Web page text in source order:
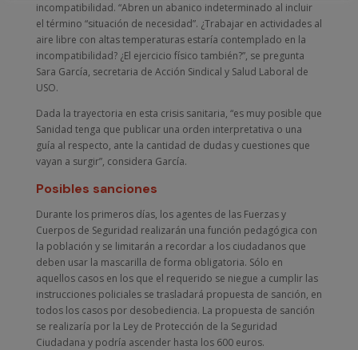
incompatibilidad. “Abren un abanico indeterminado al incluir
el término “situación de necesidad”. ¿Trabajar en actividades al
aire libre con altas temperaturas estaría contemplado en la
incompatibilidad? ¿El ejercicio físico también?”, se pregunta
Sara García, secretaria de Acción Sindical y Salud Laboral de
USO.
Dada la trayectoria en esta crisis sanitaria, “es muy posible que
Sanidad tenga que publicar una orden interpretativa o una
guía al respecto, ante la cantidad de dudas y cuestiones que
vayan a surgir”, considera García.
Posibles sanciones
Durante los primeros días, los agentes de las Fuerzas y
Cuerpos de Seguridad realizarán una función pedagógica con
la población y se limitarán a recordar a los ciudadanos que
deben usar la mascarilla de forma obligatoria. Sólo en
aquellos casos en los que el requerido se niegue a cumplir las
instrucciones policiales se trasladará propuesta de sanción, en
todos los casos por desobediencia. La propuesta de sanción
se realizaría por la Ley de Protección de la Seguridad
Ciudadana y podría ascender hasta los 600 euros.